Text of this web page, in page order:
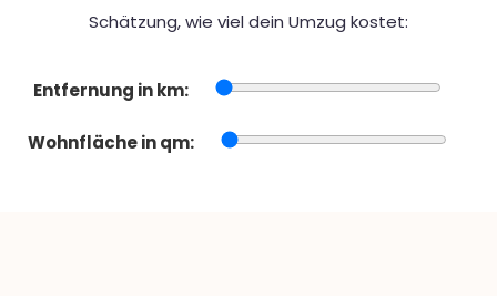
Schätzung, wie viel dein Umzug kostet:
Entfernung in km:
Wohnfläche in qm: